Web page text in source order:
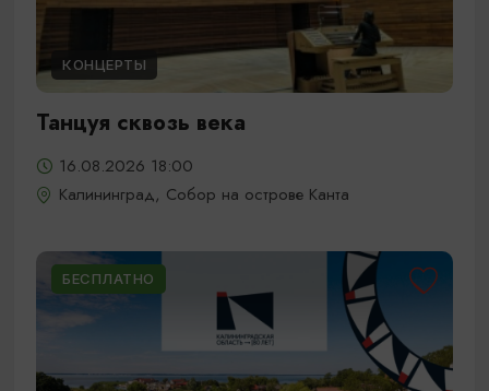
КОНЦЕРТЫ
Танцуя сквозь века
16.08.2026 18:00
Калининград, Собор на острове Канта
БЕСПЛАТНО